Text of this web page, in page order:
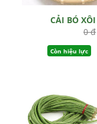
CẢI BÓ XÔI
0 đ
Còn hiệu lực